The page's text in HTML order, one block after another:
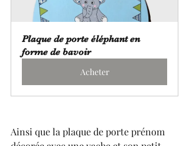
Plaque de porte éléphant en
forme de bavoir
Acheter
Ainsi que la plaque de porte prénom